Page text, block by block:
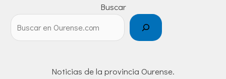
Buscar
Noticias de la provincia Ourense.